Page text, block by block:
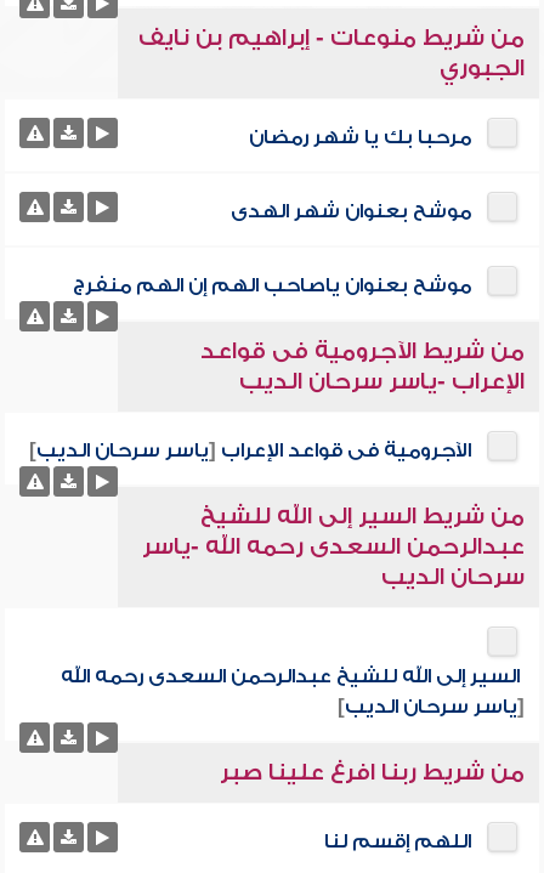
من شريط منوعات - إبراهيم بن نايف
الجبوري
مرحبا بك يا شهر رمضان
موشح بعنوان شهر الهدى
موشح بعنوان ياصاحب الهم إن الهم منفرج
من شريط الآجرومية فى قواعد
الإعراب -ياسر سرحان الديب
الآجرومية فى قواعد الإعراب [ياسر سرحان الديب]
من شريط السير إلى الله للشيخ
عبدالرحمن السعدى رحمه الله -ياسر
سرحان الديب
السير إلى الله للشيخ عبدالرحمن السعدى رحمه الله
[ياسر سرحان الديب]
من شريط ربنا افرغ علينا صبر
اللهم إقسم لنا